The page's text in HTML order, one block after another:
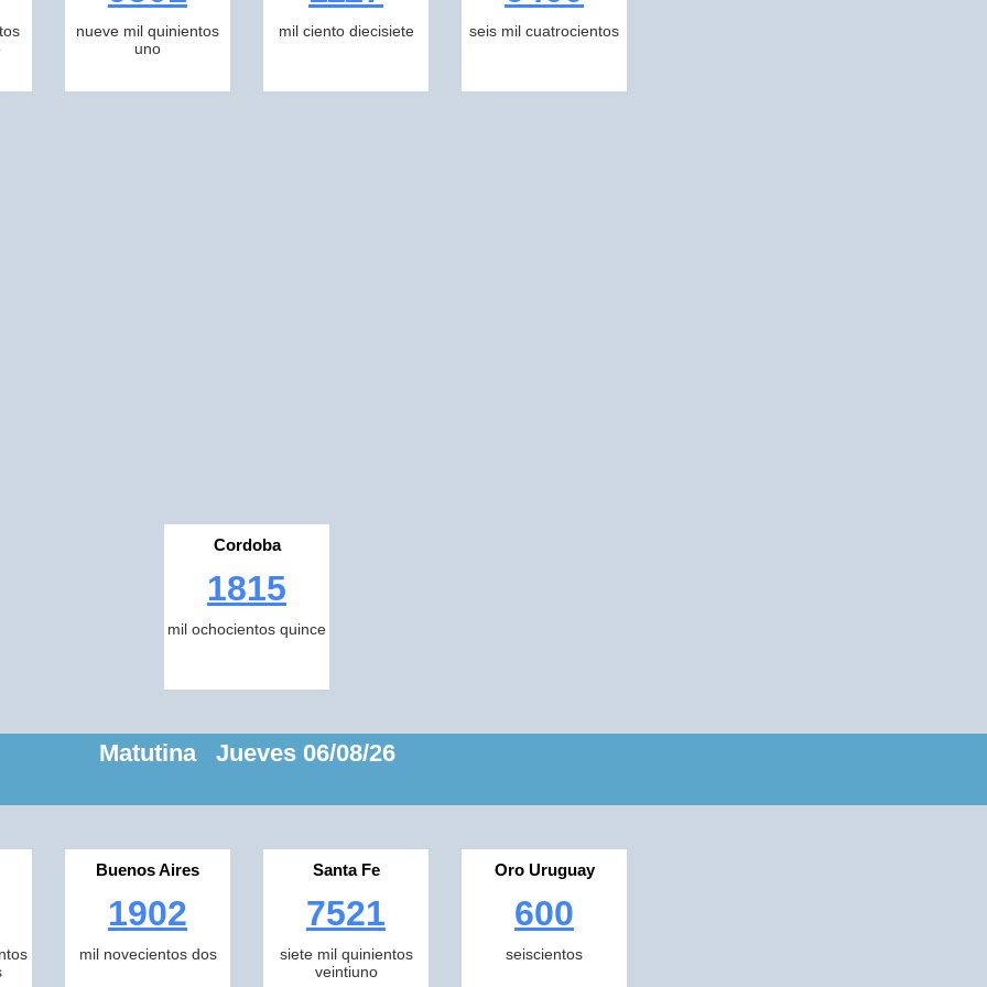
nueve mil quinientos
uno
mil ciento diecisiete seis mil cuatrocientos
Cordoba
1815
mil ochocientos quince
Matutina Jueves 06/08/26
Buenos Aires
1902
mil novecientos dos
Santa Fe
7521
siete mil quinientos
veintiuno
Oro Uruguay
600
seiscientos